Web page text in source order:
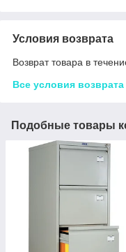
Условия возврата
Возврат товара в
Все условия возврата
Подобные товары